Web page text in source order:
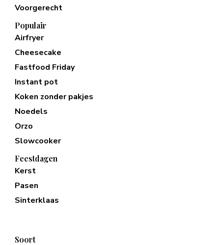
Voorgerecht
Populair
Airfryer
Cheesecake
Fastfood Friday
Instant pot
Koken zonder pakjes
Noedels
Orzo
Slowcooker
Feestdagen
Kerst
Pasen
Sinterklaas
Soort